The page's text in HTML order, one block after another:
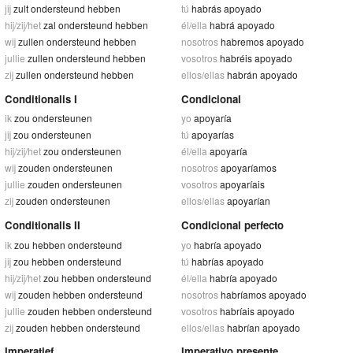
jijzult ondersteund hebben
hij/zij/hetzal ondersteund hebben
wijzullen ondersteund hebben
jullie zullen ondersteund hebben
zijzullen ondersteund hebben
tú habrás apoyado
él/ella habrá apoyado
nosotroshabremos apoyado
vosotroshabréis apoyado
ellos/ellashabrán apoyado
Conditionalis I
ik zou ondersteunen
jijzou ondersteunen
hij/zij/hetzou ondersteunen
wijzouden ondersteunen
jullie zouden ondersteunen
zijzouden ondersteunen
Condicional
yo apoyaría
tú apoyarías
él/ella apoyaría
nosotrosapoyaríamos
vosotrosapoyaríais
ellos/ellasapoyarían
Conditionalis II
ik zou hebben ondersteund
jijzou hebben ondersteund
hij/zij/hetzou hebben ondersteund
wijzouden hebben ondersteund
jullie zouden hebben ondersteund
zijzouden hebben ondersteund
Condicional perfecto
yo habría apoyado
tú habrías apoyado
él/ella habría apoyado
nosotroshabríamos apoyado
vosotroshabríais apoyado
ellos/ellashabrían apoyado